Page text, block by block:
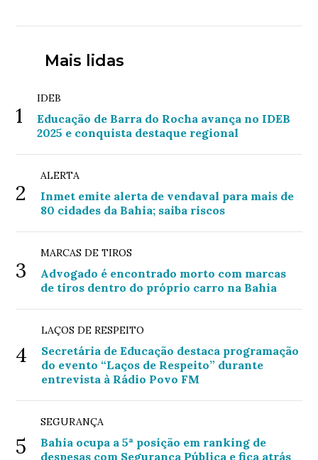
Mais lidas
1
IDEB
Educação de Barra do Rocha avança no IDEB
2025 e conquista destaque regional
2
ALERTA
Inmet emite alerta de vendaval para mais de
80 cidades da Bahia; saiba riscos
3
MARCAS DE TIROS
Advogado é encontrado morto com marcas
de tiros dentro do próprio carro na Bahia
4
LAÇOS DE RESPEITO
Secretária de Educação destaca programação
do evento “Laços de Respeito” durante
entrevista à Rádio Povo FM
5
SEGURANÇA
Bahia ocupa a 5ª posição em ranking de
despesas com Segurança Pública e fica atrás